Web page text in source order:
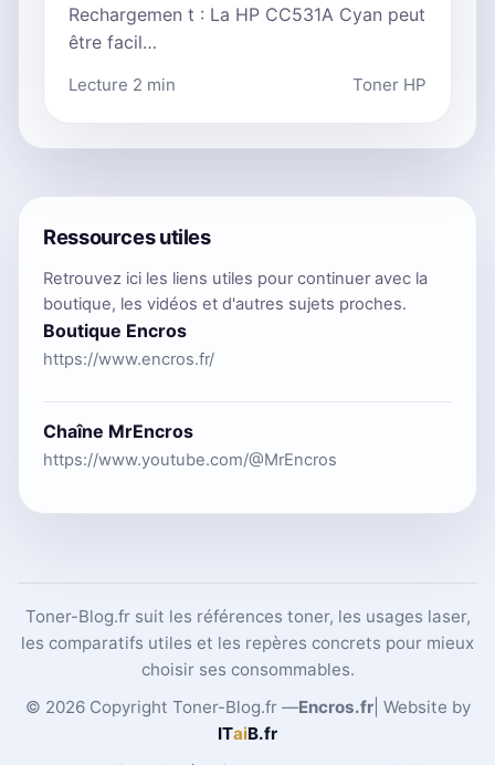
Rechargemen t : La HP CC531A Cyan peut
être facil…
Lecture 2 min Toner HP
Ressources utiles
Retrouvez ici les liens utiles pour continuer avec la
boutique, les vidéos et d'autres sujets proches.
Boutique Encros
https://www.encros.fr/
Chaîne MrEncros
https://www.youtube.com/@MrEncros
Toner-Blog.fr suit les références toner, les usages laser,
les comparatifs utiles et les repères concrets pour mieux
choisir ses consommables.
© 2026 Copyright Toner-Blog.fr —Encros.fr| Website by
ITaiB.fr